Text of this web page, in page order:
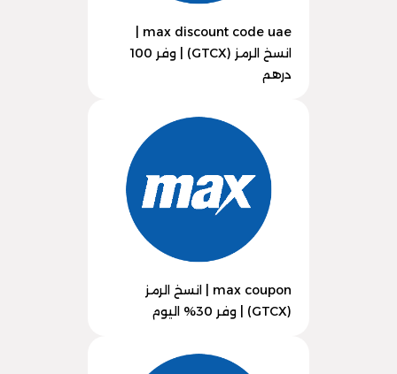
انسخ الرمز (GTCX) | وفر 100
درهم
max coupon | انسخ الرمز
(GTCX) | وفر 30% اليوم